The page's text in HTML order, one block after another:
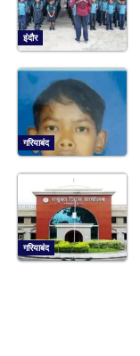
इंदौर
गरियाबंद
गरियाबंद